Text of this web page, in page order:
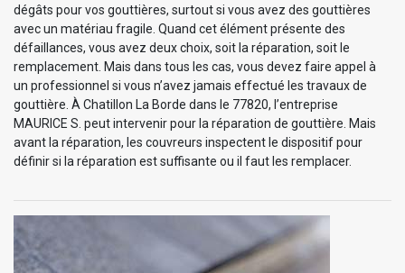
dégâts pour vos gouttières, surtout si vous avez des gouttières
avec un matériau fragile. Quand cet élément présente des
défaillances, vous avez deux choix, soit la réparation, soit le
remplacement. Mais dans tous les cas, vous devez faire appel à
un professionnel si vous n’avez jamais effectué les travaux de
gouttière. À Chatillon La Borde dans le 77820, l’entreprise
MAURICE S. peut intervenir pour la réparation de gouttière. Mais
avant la réparation, les couvreurs inspectent le dispositif pour
définir si la réparation est suffisante ou il faut les remplacer.